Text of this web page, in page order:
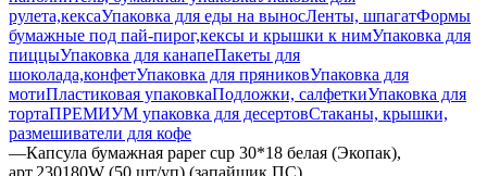
рулета,кексаУпаковка для еды на выносЛенты, шпагатФормы
бумажные под пай-пирог,кексы и крышки к нимУпаковка для
пиццыУпаковка для канапеПакеты для
шоколада,конфетУпаковка для пряниковУпаковка для
мотиПластиковая упаковкаПодложки, салфеткиУпаковка для
тортаПРЕМИУМ упаковка для десертовСтаканы, крышки,
размешиватели для кофе
—Капсула бумажная paper cup 30*18 белая (Экопак),
арт.230180W (50 шт/уп) (запайщик ПС)